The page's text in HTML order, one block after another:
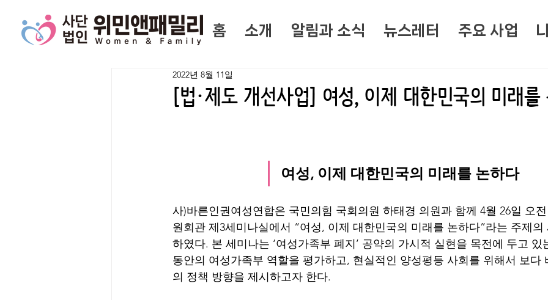
홈 소개 알림과 소식 뉴스레터 주요 사업
[법·제도 개선사업] 여성, 이제 대한민국의 미래를
2022년 8월 11일
여성, 이제 대한민국의 미래를 논하다
사)바른인권여성연합은 국민의힘 국회의원 하태경 의원과 함께 4월 26일 오
원회관 제3세미나실에서 “여성, 이제 대한민국의 미래를 논하다”라는 주제의
하였다. 본 세미나는 ‘여성가족부 폐지’ 공약의 가시적 실현을 목전에 두고 있
동안의 여성가족부 역할을 평가하고, 현실적인 양성평등 사회를 위해서 보다
의 정책 방향을 제시하고자 한다.